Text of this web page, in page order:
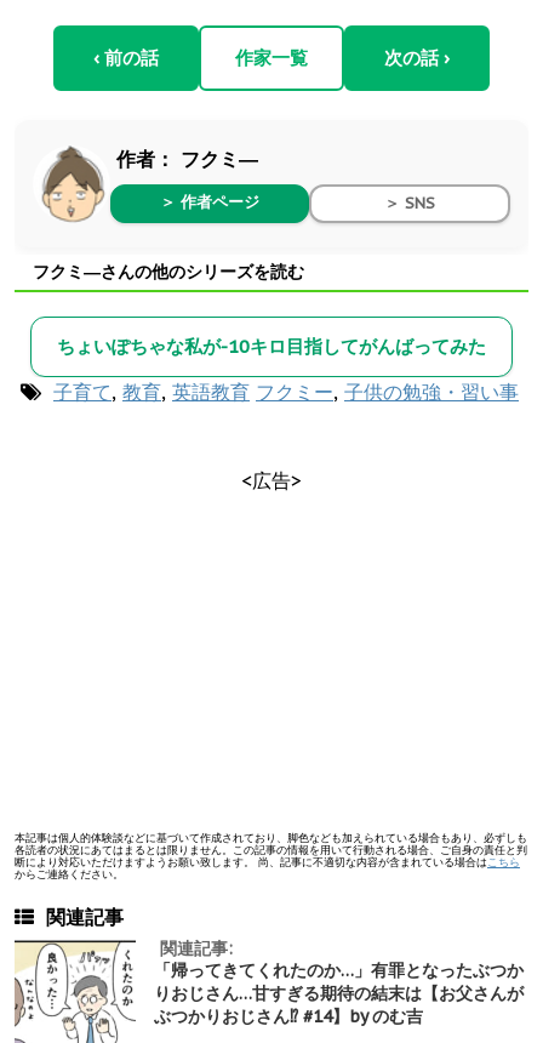
‹ 前の話 作家一覧 次の話 ›
作者： フクミ―
＞ 作者ページ ＞ SNS
フクミ―さんの他のシリーズを読む
ちょいぽちゃな私が-10キロ目指してがんばってみた
子育て, 教育, 英語教育 フクミー, 子供の勉強・習い事
<広告>
本記事は個人的体験談などに基づいて作成されており、脚色なども加えられている場合もあり、必ずしも
各読者の状況にあてはまるとは限りません。この記事の情報を用いて行動される場合、ご自身の責任と判
断により対応いただけますようお願い致します。 尚、記事に不適切な内容が含まれている場合はこちら
からご連絡ください。
関連記事
関連記事:
「帰ってきてくれたのか…」有罪となったぶつか
りおじさん…甘すぎる期待の結末は【お父さんが
ぶつかりおじさん⁉︎ #14】by のむ吉